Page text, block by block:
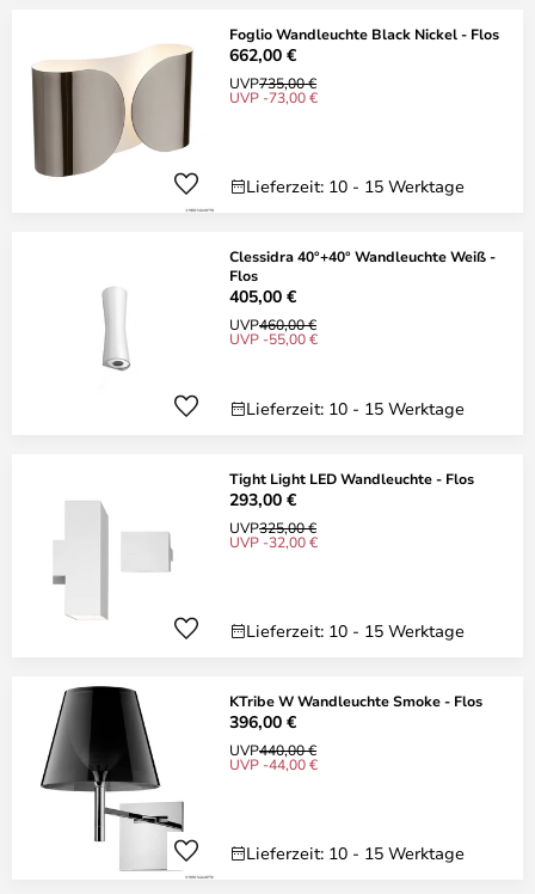
Foglio Wandleuchte Black Nickel - Flos
662,00 €
UVP735,00 €
UVP -73,00 €
Lieferzeit: 10 - 15 Werktage
Clessidra 40°+40° Wandleuchte Weiß -
Flos
405,00 €
UVP460,00 €
UVP -55,00 €
Lieferzeit: 10 - 15 Werktage
Tight Light LED Wandleuchte - Flos
293,00 €
UVP325,00 €
UVP -32,00 €
Lieferzeit: 10 - 15 Werktage
KTribe W Wandleuchte Smoke - Flos
396,00 €
UVP440,00 €
UVP -44,00 €
Lieferzeit: 10 - 15 Werktage